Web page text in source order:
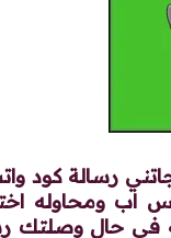
رسالة كود
اب ومحاوله
في حال وصلتك